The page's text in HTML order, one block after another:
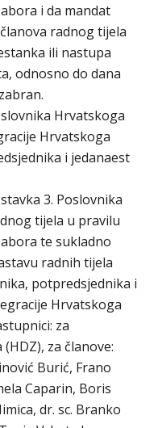
i da mandat
radnog tijela
ili nastupa
odnosno do dana
Hrvatskoga
Hrvatskoga
i jedanaest
3. Poslovnika
tijela u pravilu
te sukladno
radnih tijela
potpredsjednika i
Hrvatskoga
za
za članove:
Burić, Frano
Caparin, Boris
dr. sc. Branko